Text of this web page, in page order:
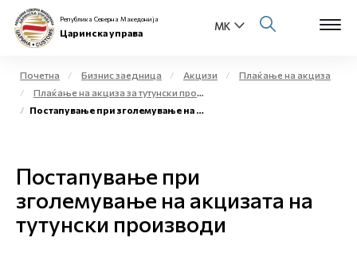
За нас
Бизнис заедница
Е-Царина
Република Северна Македонија
Царинска управа
Почетна Бизнис заедница Акцизи
Плаќање на акциза
Плаќање на акциза за тутунски производи
Постапување при зголемување на акцизата на тутунски производи
Постапување при
зголемување на акцизата на
тутунски производи